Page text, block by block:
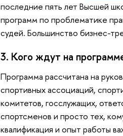
последние пять лет Высшей
программ по проблематике
судей. Большинство бизнес-
3. Кого ждут на
Программа рассчитана на
спортивных ассоциаций,
комитетов, госслужащих,
спортсменов и просто тех,
квалификация и опыт работы